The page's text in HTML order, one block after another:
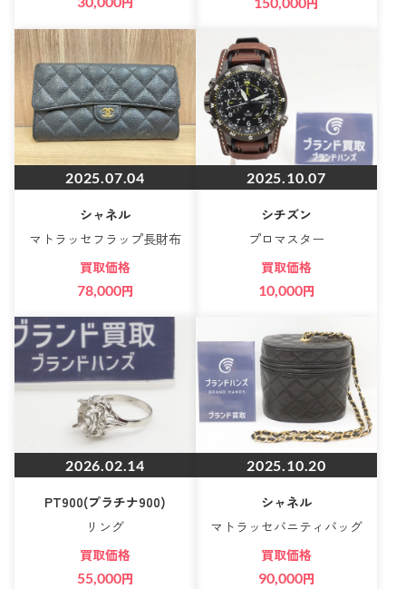
2025.07.04
シャネル
マトラッセフラップ長財布
買取価格
78,000円
2025.10.07
シチズン
プロマスター
買取価格
10,000円
2026.02.14
PT900(プラチナ900)
リング
買取価格
55,000円
2025.10.20
シャネル
マトラッセバニティバッグ
買取価格
90,000円